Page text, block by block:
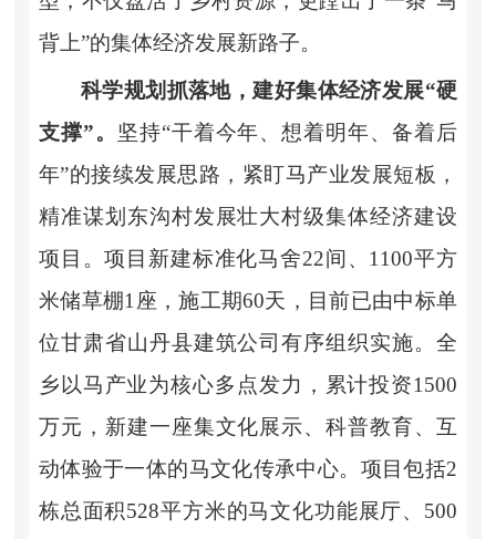
背上”的集体经济发展新路子。
科学规划抓落地，建好集体经济发展“硬
支撑”。
坚持“干着今年、想着明年、备着后
年”的接续发展思路，紧盯马产业发展短板，
精准谋划东沟村发展壮大村级集体经济建设
项目。项目新建标准化马舍22间、1100平方
米储草棚1座，施工期60天，目前已由中标单
位甘肃省山丹县建筑公司有序组织实施。全
乡以马产业为核心多点发力，累计投资1500
万元，新建一座集文化展示、科普教育、互
动体验于一体的马文化传承中心。项目包括2
栋总面积528平方米的马文化功能展厅、500